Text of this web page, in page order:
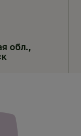
обл.,